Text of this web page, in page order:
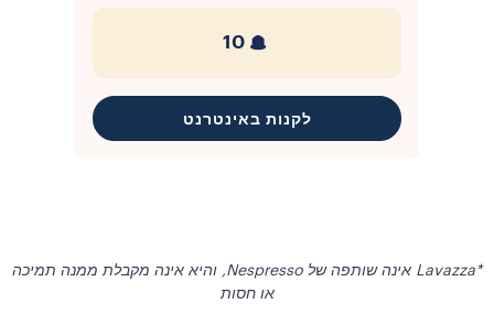
10
לקנות באינטרנט
*Lavazza אינה שותפה של Nespresso, והיא אינה מקבלת ממנה תמיכה
או חסות